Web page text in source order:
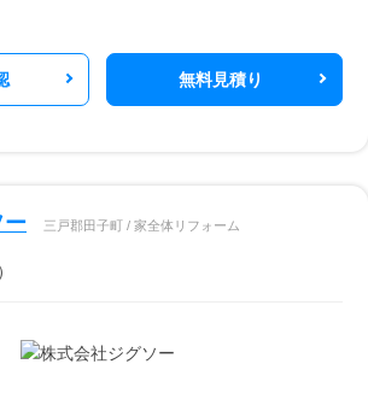
無料見積り
ー 三戸郡田子町 / 家全体リフォーム